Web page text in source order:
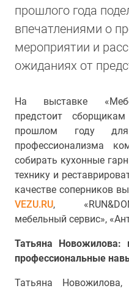
прошлого года
впечатлениями о
мероприятии и
ожиданиях от
На выставке
предстоит
прошлом году для
профессионализма
собирать кухонные
технику и
качестве соперников
VEZU.RU,
мебельный сервис»,
Татьяна
профессиональные
Татьяна